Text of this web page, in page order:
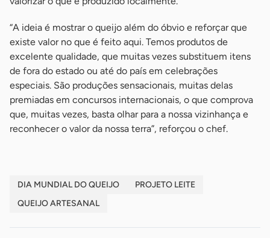
“A ideia é mostrar o queijo além do óbvio e reforçar que
existe valor no que é feito aqui. Temos produtos de
excelente qualidade, que muitas vezes substituem itens
de fora do estado ou até do país em celebrações
especiais. São produções sensacionais, muitas delas
premiadas em concursos internacionais, o que comprova
que, muitas vezes, basta olhar para a nossa vizinhança e
reconhecer o valor da nossa terra”, reforçou o chef.
DIA MUNDIAL DO QUEIJO
PROJETO LEITE
QUEIJO ARTESANAL